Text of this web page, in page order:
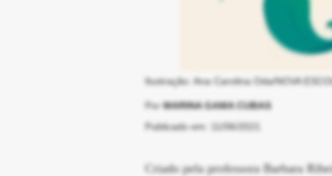
Ilustração: Ana Carolina Oda/NOVA
PorMARINA GAMA CUBAS
Publicado em: 11/06/2021
Criado pela professora Barbara